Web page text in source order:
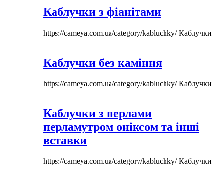
Каблучки з фіанітами
https://cameya.com.ua/category/kabluchky/Каблучки
Каблучки без каміння
https://cameya.com.ua/category/kabluchky/Каблучки
Каблучки з перлами
перламутром оніксом та інші
вставки
https://cameya.com.ua/category/kabluchky/Каблучки